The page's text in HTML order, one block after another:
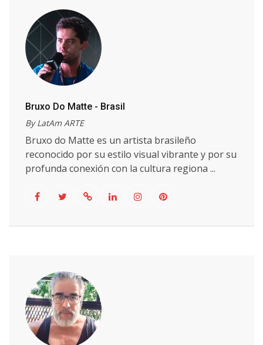
Bruxo Do Matte - Brasil
By LatAm ARTE
Bruxo do Matte es un artista brasileño
reconocido por su estilo visual vibrante y por su
profunda conexión con la cultura regiona ...